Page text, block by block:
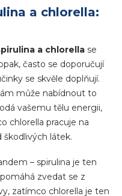
a chlorella:
a chlorella se
často se doporučují
se skvěle doplňují.
může nabídnout to
vašemu tělu energii,
chlorella pracuje na
škodlivých látek.
– spirulina je ten
zvedat se z
zatímco chlorella je ten